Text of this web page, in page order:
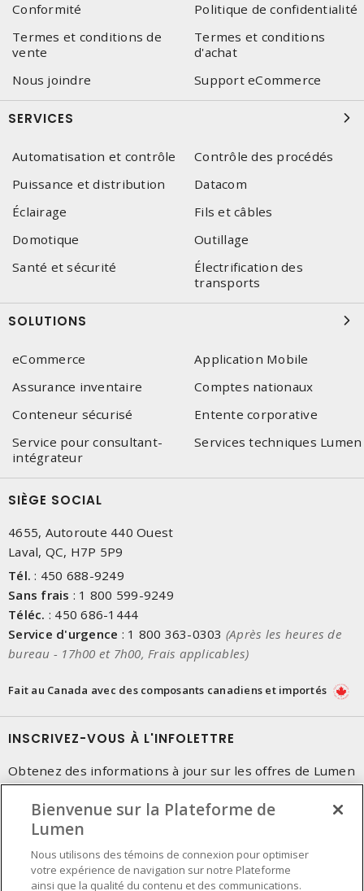
Conformité
Politique de confidentialité
Termes et conditions de
vente
Termes et conditions
d'achat
Nous joindre
Support eCommerce
SERVICES
Automatisation et contrôle
Contrôle des procédés
Puissance et distribution
Datacom
Éclairage
Fils et câbles
Domotique
Outillage
Santé et sécurité
Électrification des
transports
SOLUTIONS
eCommerce
Application Mobile
Assurance inventaire
Comptes nationaux
Conteneur sécurisé
Entente corporative
Service pour consultant-
intégrateur
Services techniques Lumen
SIÈGE SOCIAL
4655, Autoroute 440 Ouest
Laval, QC, H7P 5P9
Tél. : 450 688-9249
Sans frais : 1 800 599-9249
Téléc. : 450 686-1444
Service d'urgence : 1 800 363-0303 (Après les heures de
bureau - 17h00 et 7h00, Frais applicables)
Fait au Canada avec des composants canadiens et importés
INSCRIVEZ-VOUS À L'INFOLETTRE
Obtenez des informations à jour sur les offres de Lumen
Bienvenue sur la Plateforme de
Lumen
Nous utilisons des témoins de connexion pour optimiser
votre expérience de navigation sur notre Plateforme
ainsi que la qualité du contenu et des communications.